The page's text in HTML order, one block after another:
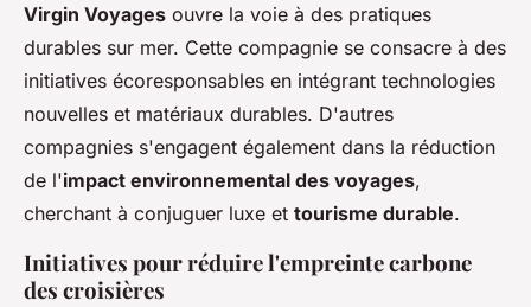
Virgin Voyages ouvre la voie à des pratiques
durables sur mer. Cette compagnie se consacre à des
initiatives écoresponsables en intégrant technologies
nouvelles et matériaux durables. D'autres
compagnies s'engagent également dans la réduction
de l'impact environnemental des voyages,
cherchant à conjuguer luxe et tourisme durable.
Initiatives pour réduire l'empreinte carbone
des croisières